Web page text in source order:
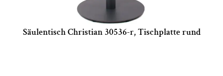
Säulentisch Christian 30536-r, Tischplatte rund